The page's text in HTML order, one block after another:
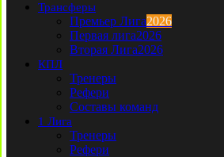
Трансферы
Премьер Лига2026
Первая лига2026
Вторая Лига2026
КПЛ
Тренеры
Рефери
Составы команд
1 Лига
Тренеры
Рефери